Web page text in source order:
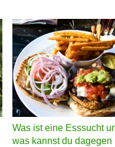
Was ist eine Esssucht
was kannst du dagegen